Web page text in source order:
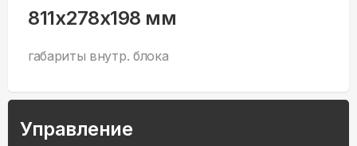
811x278x198 мм
габариты внутр. блока
Управление